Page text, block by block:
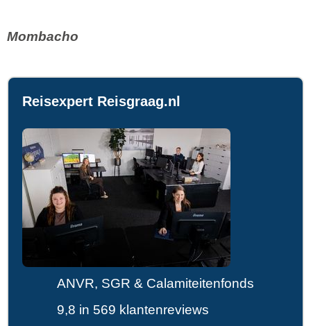
Mombacho
Reisexpert Reisgraag.nl
ANVR, SGR & Calamiteitenfonds
9,8 in 569 klantenreviews